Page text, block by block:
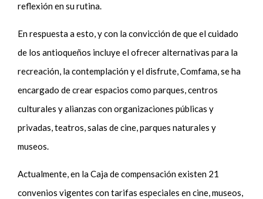
reflexión en su rutina.
En respuesta a esto, y con la convicción de que el cuidado
de los antioqueños incluye el ofrecer alternativas para la
recreación, la contemplación y el disfrute, Comfama, se ha
encargado de crear espacios como parques, centros
culturales y alianzas con organizaciones públicas y
privadas, teatros, salas de cine, parques naturales y
museos.
Actualmente, en la Caja de compensación existen 21
convenios vigentes con tarifas especiales en cine, museos,